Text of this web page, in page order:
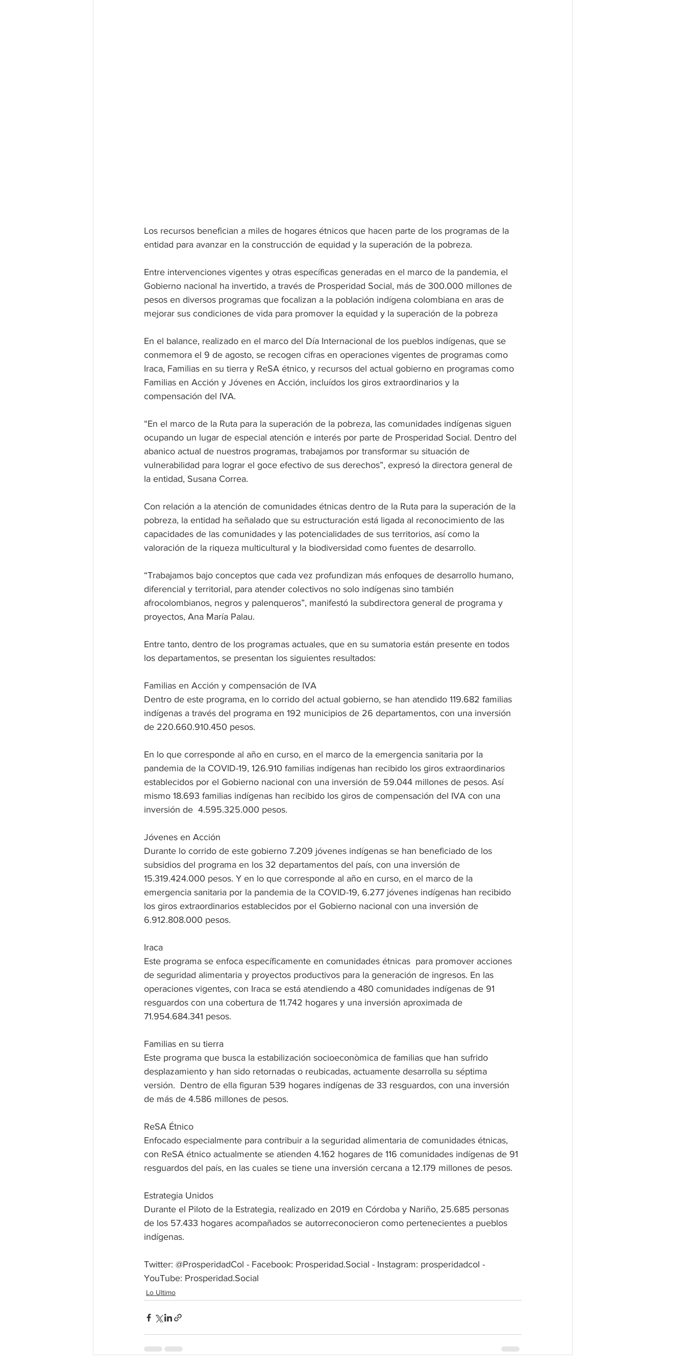
Los recursos benefician a miles de hogares étnicos que hacen parte de los programas de la
entidad para avanzar en la construcción de equidad y la superación de la pobreza.
Entre intervenciones vigentes y otras específicas generadas en el marco de la pandemia, el
Gobierno nacional ha invertido, a través de Prosperidad Social, más de 300.000 millones de
pesos en diversos programas que focalizan a la población indígena colombiana en aras de
mejorar sus condiciones de vida para promover la equidad y la superación de la pobreza
En el balance, realizado en el marco del Día Internacional de los pueblos indígenas, que se
conmemora el 9 de agosto, se recogen cifras en operaciones vigentes de programas como
Iraca, Familias en su tierra y ReSA étnico, y recursos del actual gobierno en programas como
Familias en Acción y Jóvenes en Acción, incluídos los giros extraordinarios y la
compensación del IVA.
“En el marco de la Ruta para la superación de la pobreza, las comunidades indígenas siguen
ocupando un lugar de especial atención e interés por parte de Prosperidad Social. Dentro del
abanico actual de nuestros programas, trabajamos por transformar su situación de
vulnerabilidad para lograr el goce efectivo de sus derechos”, expresó la directora general de
la entidad, Susana Correa.
Con relación a la atención de comunidades étnicas dentro de la Ruta para la superación de la
pobreza, la entidad ha señalado que su estructuración está ligada al reconocimiento de las
capacidades de las comunidades y las potencialidades de sus territorios, así como la
valoración de la riqueza multicultural y la biodiversidad como fuentes de desarrollo.
“Trabajamos bajo conceptos que cada vez profundizan más enfoques de desarrollo humano,
diferencial y territorial, para atender colectivos no solo indígenas sino también
afrocolombianos, negros y palenqueros”, manifestó la subdirectora general de programa y
proyectos, Ana María Palau.
Entre tanto, dentro de los programas actuales, que en su sumatoria están presente en todos
los departamentos, se presentan los siguientes resultados:
Familias en Acción y compensación de IVA
Dentro de este programa, en lo corrido del actual gobierno, se han atendido 119.682 familias
indígenas a través del programa en 192 municipios de 26 departamentos, con una inversión
de 220.660.910.450 pesos.
En lo que corresponde al año en curso, en el marco de la emergencia sanitaria por la
pandemia de la COVID-19, 126.910 familias indígenas han recibido los giros extraordinarios
establecidos por el Gobierno nacional con una inversión de 59.044 millones de pesos. Así
mismo 18.693 familias indígenas han recibido los giros de compensación del IVA con una
inversión de  4.595.325.000 pesos.
Jóvenes en Acción
Durante lo corrido de este gobierno 7.209 jóvenes indígenas se han beneficiado de los
subsidios del programa en los 32 departamentos del país, con una inversión de
15.319.424.000 pesos. Y en lo que corresponde al año en curso, en el marco de la
emergencia sanitaria por la pandemia de la COVID-19, 6.277 jóvenes indígenas han recibido
los giros extraordinarios establecidos por el Gobierno nacional con una inversión de
6.912.808.000 pesos.
Iraca
Este programa se enfoca específicamente en comunidades étnicas  para promover acciones
de seguridad alimentaria y proyectos productivos para la generación de ingresos. En las
operaciones vigentes, con Iraca se está atendiendo a 480 comunidades indígenas de 91
resguardos con una cobertura de 11.742 hogares y una inversión aproximada de
71.954.684.341 pesos.
Familias en su tierra
Este programa que busca la estabilización socioeconòmica de familias que han sufrido
desplazamiento y han sido retornadas o reubicadas, actuamente desarrolla su séptima
versión.  Dentro de ella figuran 539 hogares indígenas de 33 resguardos, con una inversión
de más de 4.586 millones de pesos.
ReSA Étnico
Enfocado especialmente para contribuir a la seguridad alimentaria de comunidades étnicas,
con ReSA étnico actualmente se atienden 4.162 hogares de 116 comunidades indígenas de 91
resguardos del país, en las cuales se tiene una inversión cercana a 12.179 millones de pesos.
Estrategia Unidos
Durante el Piloto de la Estrategia, realizado en 2019 en Córdoba y Nariño, 25.685 personas
de los 57.433 hogares acompañados se autorreconocieron como pertenecientes a pueblos
indígenas.
Twitter: @ProsperidadCol - Facebook: Prosperidad.Social - Instagram: prosperidadcol -
YouTube: Prosperidad.Social
Lo Ultimo